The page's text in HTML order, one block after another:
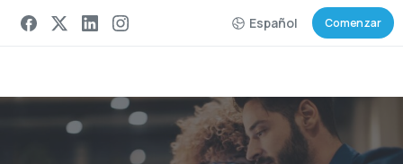
Español Comenzar